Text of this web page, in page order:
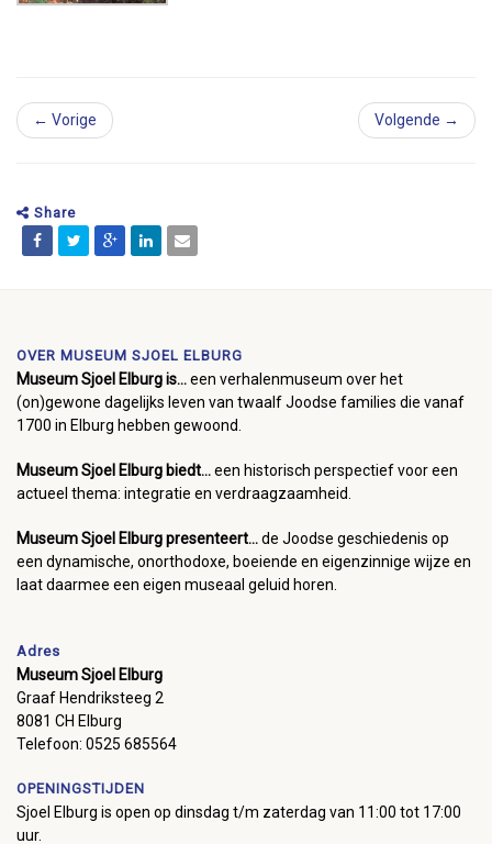
← Vorige Volgende →
Share
OVER MUSEUM SJOEL ELBURG
Museum Sjoel Elburg is...een verhalenmuseum over het
(on)gewone dagelijks leven van twaalf Joodse families die vanaf
1700 in Elburg hebben gewoond.
Museum Sjoel Elburg biedt...een historisch perspectief voor een
actueel thema: integratie en verdraagzaamheid.
Museum Sjoel Elburg presenteert...de Joodse geschiedenis op
een dynamische, onorthodoxe, boeiende en eigenzinnige wijze en
laat daarmee een eigen museaal geluid horen.
Adres
Museum Sjoel Elburg
Graaf Hendriksteeg 2
8081 CH Elburg
Telefoon: 0525 685564
OPENINGSTIJDEN
Sjoel Elburg is open op dinsdag t/m zaterdag van 11:00 tot 17:00
uur.